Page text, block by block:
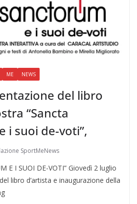
ME NEWS
del libro
“Sancta
i suoi de-voti”,
SportMeNews
E I SUOI DE-VOTI” Giovedì 2 luglio
libro d’artista e inaugurazione della